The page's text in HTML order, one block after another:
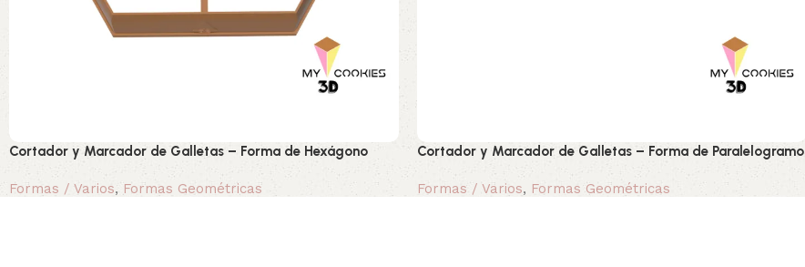
Cortador y Marcador de Galletas – Forma de Hexágono
Formas / Varios, Formas Geométricas
Cortador y Marcador de Galletas – Forma de Paralelogramo
Formas / Varios, Formas Geométricas